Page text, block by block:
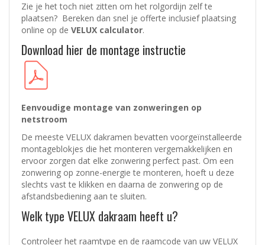
Zie je het toch niet zitten om het rolgordijn zelf te
plaatsen? Bereken dan snel je offerte inclusief plaatsing
online op de VELUX calculator.
Download hier de montage instructie
Eenvoudige montage van zonweringen op
netstroom
De meeste VELUX dakramen bevatten voorgeïnstalleerde
montageblokjes die het monteren vergemakkelijken en
ervoor zorgen dat elke zonwering perfect past. Om een
zonwering op zonne-energie te monteren, hoeft u deze
slechts vast te klikken en daarna de zonwering op de
afstandsbediening aan te sluiten.
Welk type VELUX dakraam heeft u?
Controleer het raamtype en de raamcode van uw VELUX